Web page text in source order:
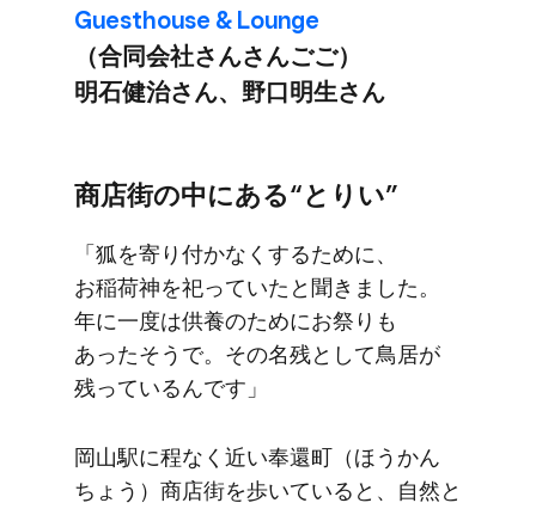
Guesthouse & Lounge
（合同会社さんさん​ごご）​
明石健治さん、​野口明生さん
商店街の​中に​ある​“とりい”
「狐を​寄り付かなくする​ために、​
お稲荷神を​祀っていたと​聞きました。​
年に​一度は​供養の​ために​お祭りも​
あったそうで。​その​名残と​して​鳥居が​
残っているんです」
岡山駅に​程なく​近い​奉還町​（ほうかん​
ちょう）​商店街を​歩いていると、​自然と​